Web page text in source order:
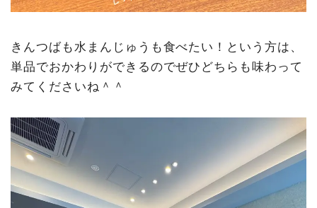
きんつばも水まんじゅうも食べたい！という方は、
単品でおかわりができるのでぜひどちらも味わって
みてくださいね＾＾